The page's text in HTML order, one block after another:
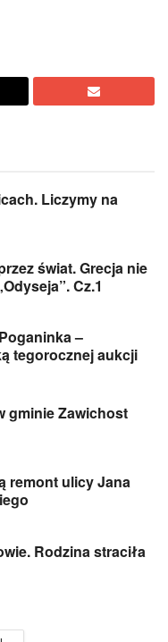
Liczymy na
świat. Grecja nie
Cz.1
–
tegorocznej aukcji
gminie Zawichost
remont ulicy Jana
Rodzina straciła